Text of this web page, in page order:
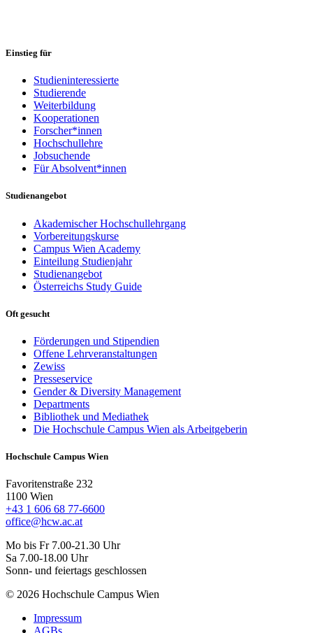
Einstieg für
Studieninteressierte
Studierende
Weiterbildung
Kooperationen
Forscher*innen
Hochschullehre
Jobsuchende
Für Absolvent*innen
Studienangebot
Akademischer Hochschullehrgang
Vorbereitungskurse
Campus Wien Academy
Einteilung Studienjahr
Studienangebot
Österreichs Study Guide
Oft gesucht
Förderungen und Stipendien
Offene Lehrveranstaltungen
Zewiss
Presseservice
Gender & Diversity Management
Departments
Bibliothek und Mediathek
Die Hochschule Campus Wien als Arbeitgeberin
Hochschule Campus Wien
Favoritenstraße 232
1100 Wien
+43 1 606 68 77-6600
office@hcw.ac.at
Mo bis Fr 7.00-21.30 Uhr
Sa 7.00-18.00 Uhr
Sonn- und feiertags geschlossen
© 2026 Hochschule Campus Wien
Impressum